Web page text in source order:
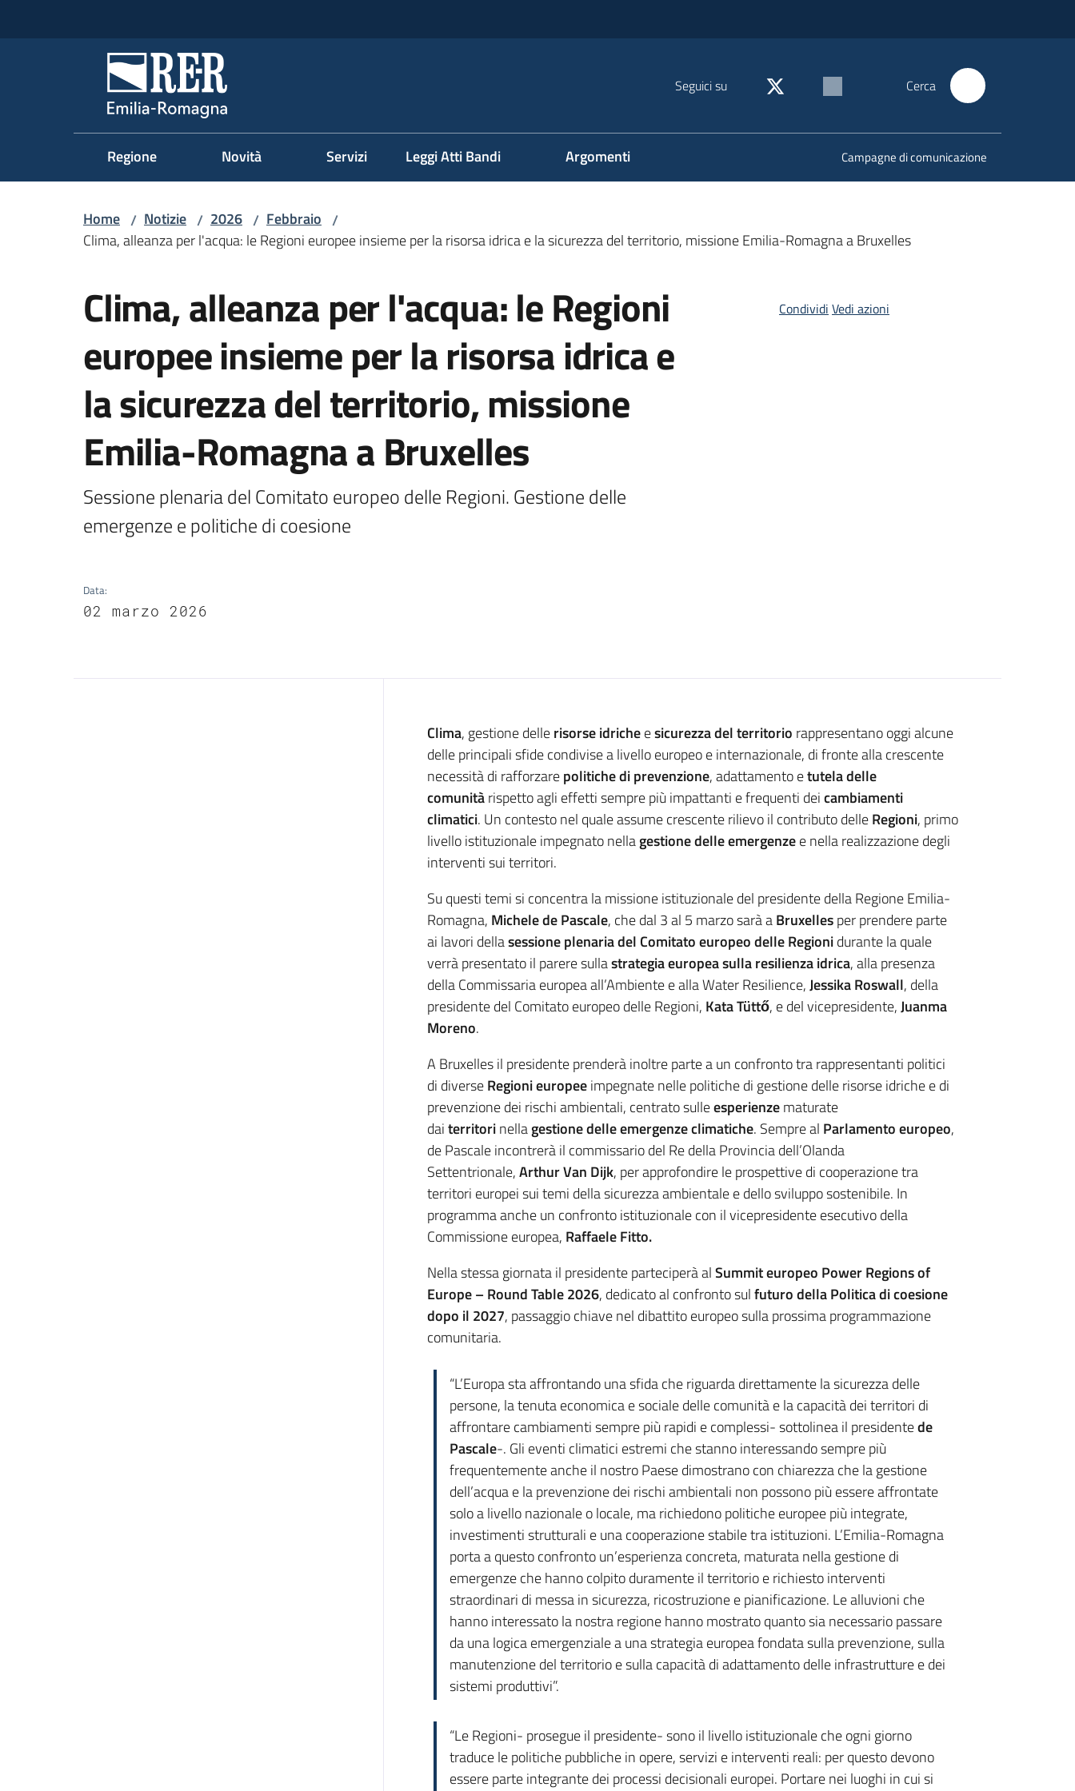
Regione Emilia-Romagna Seguici su Cerca
Regione Novità Servizi Leggi Atti Bandi Argomenti Campagne di comunicazione
Home / Notizie / 2026 / Febbraio /
Clima, alleanza per l'acqua: le Regioni europee insieme per la risorsa idrica e la sicurezza del territorio, missione Emilia-Romagna a Bruxelles
Clima, alleanza per l'acqua: le Regioni
europee insieme per la risorsa idrica e
la sicurezza del territorio, missione
Emilia-Romagna a Bruxelles
Sessione plenaria del Comitato europeo delle Regioni. Gestione delle
emergenze e politiche di coesione
Data:
02 marzo 2026
Condividi Vedi azioni
Introduzione
Clima, gestione dellerisorse idricheesicurezza del territorio rappresentano oggi alcune
delle principali sfide condivise a livello europeo e internazionale, di fronte alla crescente
necessità di rafforzarepolitiche di prevenzione, adattamento etutela delle
comunitàrispetto agli effetti sempre più impattanti e frequenti deicambiamenti
climatici. Un contesto nel quale assume crescente rilievo il contributo delleRegioni, primo
livello istituzionale impegnato nellagestione delle emergenzee nella realizzazione degli
interventi sui territori.
Su questi temi si concentra la missione istituzionale del presidente della Regione Emilia-
Romagna, Michele de Pascale, che dal 3 al 5 marzo sarà aBruxellesper prendere parte
ai lavori dellasessione plenaria del Comitato europeo delle Regionidurante la quale
verrà presentato il parere sullastrategia europea sulla resilienza idrica, alla presenza
della Commissaria europea all’Ambiente e alla Water Resilience,Jessika Roswall, della
presidente del Comitato europeo delle Regioni, Kata Tüttő, e del vicepresidente,Juanma
Moreno.
A Bruxelles il presidente prenderà inoltre parte a un confronto tra rappresentanti politici
di diverseRegioni europeeimpegnate nelle politiche di gestione delle risorse idriche e di
prevenzione dei rischi ambientali, centrato sulleesperienzematurate
daiterritorinellagestione delle emergenze climatiche. Sempre al Parlamento europeo,
de Pascale incontrerà il commissario del Re della Provincia dell’Olanda
Settentrionale,Arthur Van Dijk, per approfondire le prospettive di cooperazione tra
territori europei sui temi della sicurezza ambientale e dello sviluppo sostenibile. In
programma anche un confronto istituzionale con il vicepresidente esecutivo della
Commissione europea, Raffaele Fitto.
Nella stessa giornata il presidente parteciperà alSummit europeo Power Regions of
Europe – Round Table 2026, dedicato al confronto sulfuturo della Politica di coesione
dopo il 2027, passaggio chiave nel dibattito europeo sulla prossima programmazione
comunitaria.
“L’Europa sta affrontando una sfida che riguarda direttamente la sicurezza delle
persone, la tenuta economica e sociale delle comunità e la capacità dei territori di
affrontare cambiamenti sempre più rapidi e complessi- sottolinea il presidentede
Pascale-. Gli eventi climatici estremi che stanno interessando sempre più
frequentemente anche il nostro Paese dimostrano con chiarezza che la gestione
dell’acqua e la prevenzione dei rischi ambientali non possono più essere affrontate
solo a livello nazionale o locale, ma richiedono politiche europee più integrate,
investimenti strutturali e una cooperazione stabile tra istituzioni. L’Emilia-Romagna
porta a questo confronto un’esperienza concreta, maturata nella gestione di
emergenze che hanno colpito duramente il territorio e richiesto interventi
straordinari di messa in sicurezza, ricostruzione e pianificazione. Le alluvioni che
hanno interessato la nostra regione hanno mostrato quanto sia necessario passare
da una logica emergenziale a una strategia europea fondata sulla prevenzione, sulla
manutenzione del territorio e sulla capacità di adattamento delle infrastrutture e dei
sistemi produttivi”.
“Le Regioni- prosegue il presidente- sono il livello istituzionale che ogni giorno
traduce le politiche pubbliche in opere, servizi e interventi reali: per questo devono
essere parte integrante dei processi decisionali europei. Portare nei luoghi in cui si